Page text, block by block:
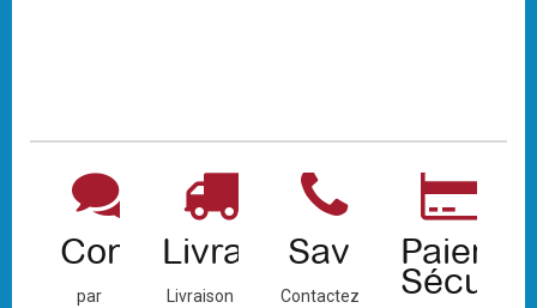
Contact
par
Livraison
Livraison
Sav
Contactez-